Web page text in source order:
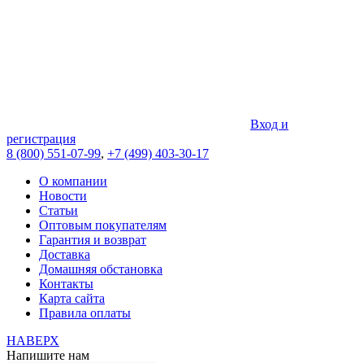
Вход и
регистрация
8 (800) 551-07-99, +7 (499) 403-30-17
О компании
Новости
Статьи
Оптовым покупателям
Гарантия и возврат
Доставка
Домашняя обстановка
Контакты
Карта сайта
Правила оплаты
НАВЕРХ
Напишите нам